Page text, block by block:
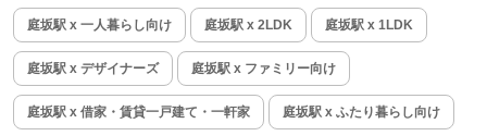
庭坂駅 x 一人暮らし向け 庭坂駅 x 2LDK 庭坂駅 x 1LDK
庭坂駅 x デザイナーズ 庭坂駅 x ファミリー向け
庭坂駅 x 借家・賃貸一戸建て・一軒家 庭坂駅 x ふたり暮らし向け